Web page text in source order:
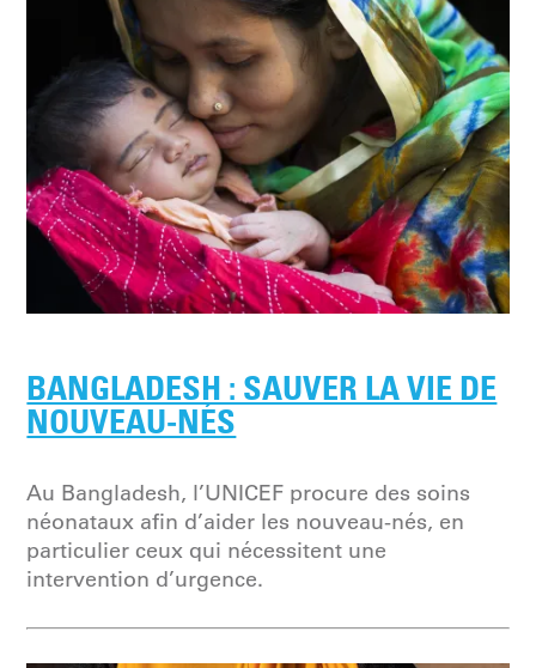
BANGLADESH : SAUVER LA VIE DE
NOUVEAU-NÉS
Au Bangladesh, l’UNICEF procure des soins
néonataux afin d’aider les nouveau-nés, en
particulier ceux qui nécessitent une
intervention d’urgence.